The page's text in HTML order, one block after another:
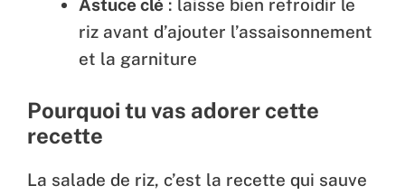
Astuce clé : laisse bien refroidir le
riz avant d’ajouter l’assaisonnement
et la garniture
Pourquoi tu vas adorer cette
recette
La salade de riz, c’est la recette qui sauve